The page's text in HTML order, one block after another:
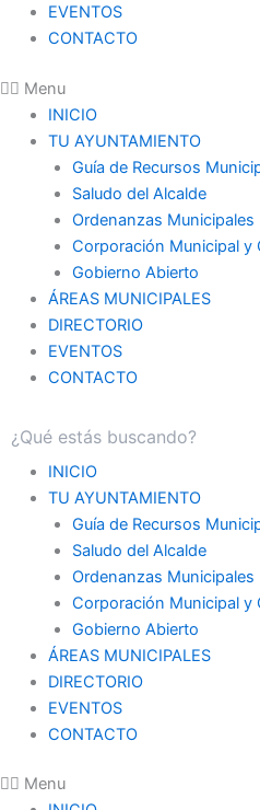
EVENTOS
CONTACTO
Menu
INICIO
TU AYUNTAMIENTO
Guía de Recursos
Saludo del Alcalde
Ordenanzas Municipales
Corporación Municipal y
Gobierno Abierto
ÁREAS MUNICIPALES
DIRECTORIO
EVENTOS
CONTACTO
INICIO
TU AYUNTAMIENTO
Guía de Recursos
Saludo del Alcalde
Ordenanzas Municipales
Corporación Municipal y
Gobierno Abierto
ÁREAS MUNICIPALES
DIRECTORIO
EVENTOS
CONTACTO
Menu